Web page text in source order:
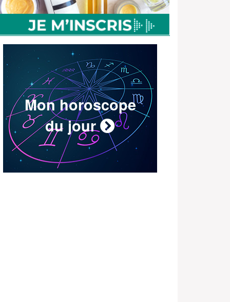
Mon horoscope
du jour